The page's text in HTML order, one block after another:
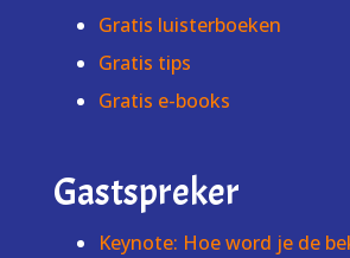
Gratis luisterboeken
Gratis tips
Gratis e-books
Gastspreker
Keynote: Hoe word je de